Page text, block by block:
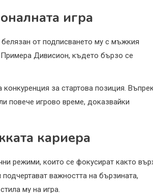
игра
от подписването му с мъжкия
Дивисион, където бързо се
за стартова позиция.
повече игрово време, доказвайки
кариера
режими, които се фокусират както
важността на бързината,
му на игра.